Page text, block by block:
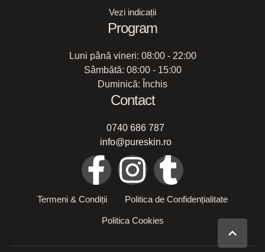
Vezi indicații
Program
Luni până vineri: 08:00 - 22:00
Sâmbătă: 08:00 - 15:00
Duminică: Închis
Contact
0740 686 787
info@pureskin.ro
Termeni & Condiții Politica de Confidențialitate
Politica Cookies